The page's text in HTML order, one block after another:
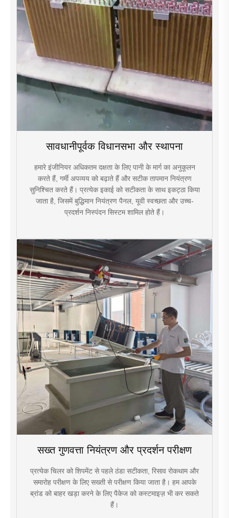
सावधानीपूर्वक विधानसभा और स्थापना
हमारे इंजीनियर अधिकतम दक्षता के लिए पानी के मार्ग का अनुकूलन
करते हैं, गर्मी अपव्यय को बढ़ाते हैं और सटीक तापमान नियंत्रण
सुनिश्चित करते हैं। प्रत्येक इकाई को सटीकता के साथ इकट्ठा किया
जाता है, जिसमें बुद्धिमान नियंत्रण पैनल, यूवी स्वच्छता और उच्च-
प्रदर्शन निस्पंदन सिस्टम शामिल होते हैं।
सख्त गुणवत्ता नियंत्रण और प्रदर्शन परीक्षण
प्रत्येक चिलर को शिपमेंट से पहले ठंडा सटीकता, रिसाव रोकथाम और
समारोह परीक्षण के लिए सख्ती से परीक्षण किया जाता है। हम आपके
ब्रांड को बाहर खड़ा करने के लिए पैकेज को कस्टमाइज़ भी कर सकते
हैं।